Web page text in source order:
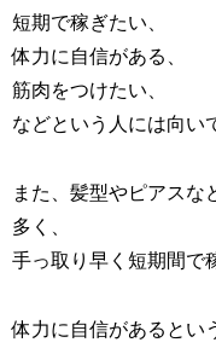
短期で稼ぎたい、
体力に自信がある、
筋肉をつけたい、
などという人には向い
また、髪型やピアスな
多く、
手っ取り早く短期間で
体力に自信があるとい